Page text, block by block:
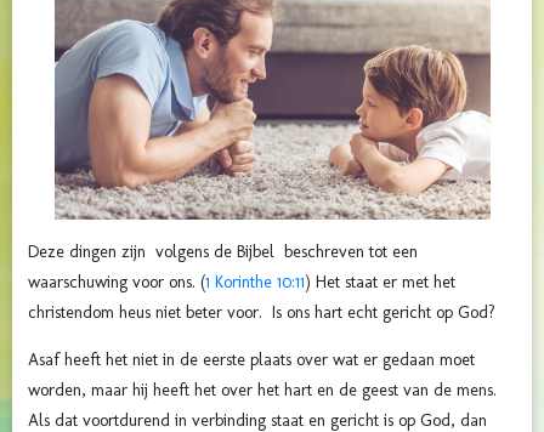
Deze dingen zijn volgens de Bijbel beschreven tot een
waarschuwing voor ons. (1 Korinthe 10:11) Het staat er met het
christendom heus niet beter voor. Is ons hart echt gericht op God?
Asaf heeft het niet in de eerste plaats over wat er gedaan moet
worden, maar hij heeft het over het hart en de geest van de mens.
Als dat voortdurend in verbinding staat en gericht is op God, dan